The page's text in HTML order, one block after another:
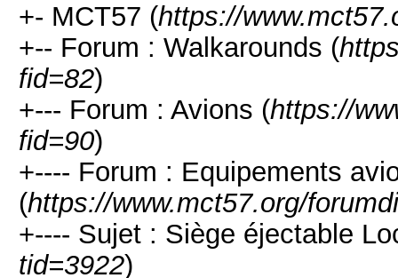
+- MCT57 (https://
+-- Forum : Walkarounds (
fid=82)
+--- Forum : Avions (https://
fid=90)
+---- Forum : Equipements
(https://www.mct57.org/
+---- Sujet : Siège éjectable
tid=3922)